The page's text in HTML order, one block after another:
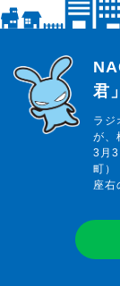
らじ
君」
ラジ
が、
3月3
町）
座右